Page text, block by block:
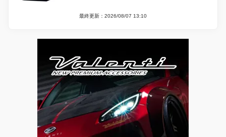
最終更新：2026/08/07 13:10